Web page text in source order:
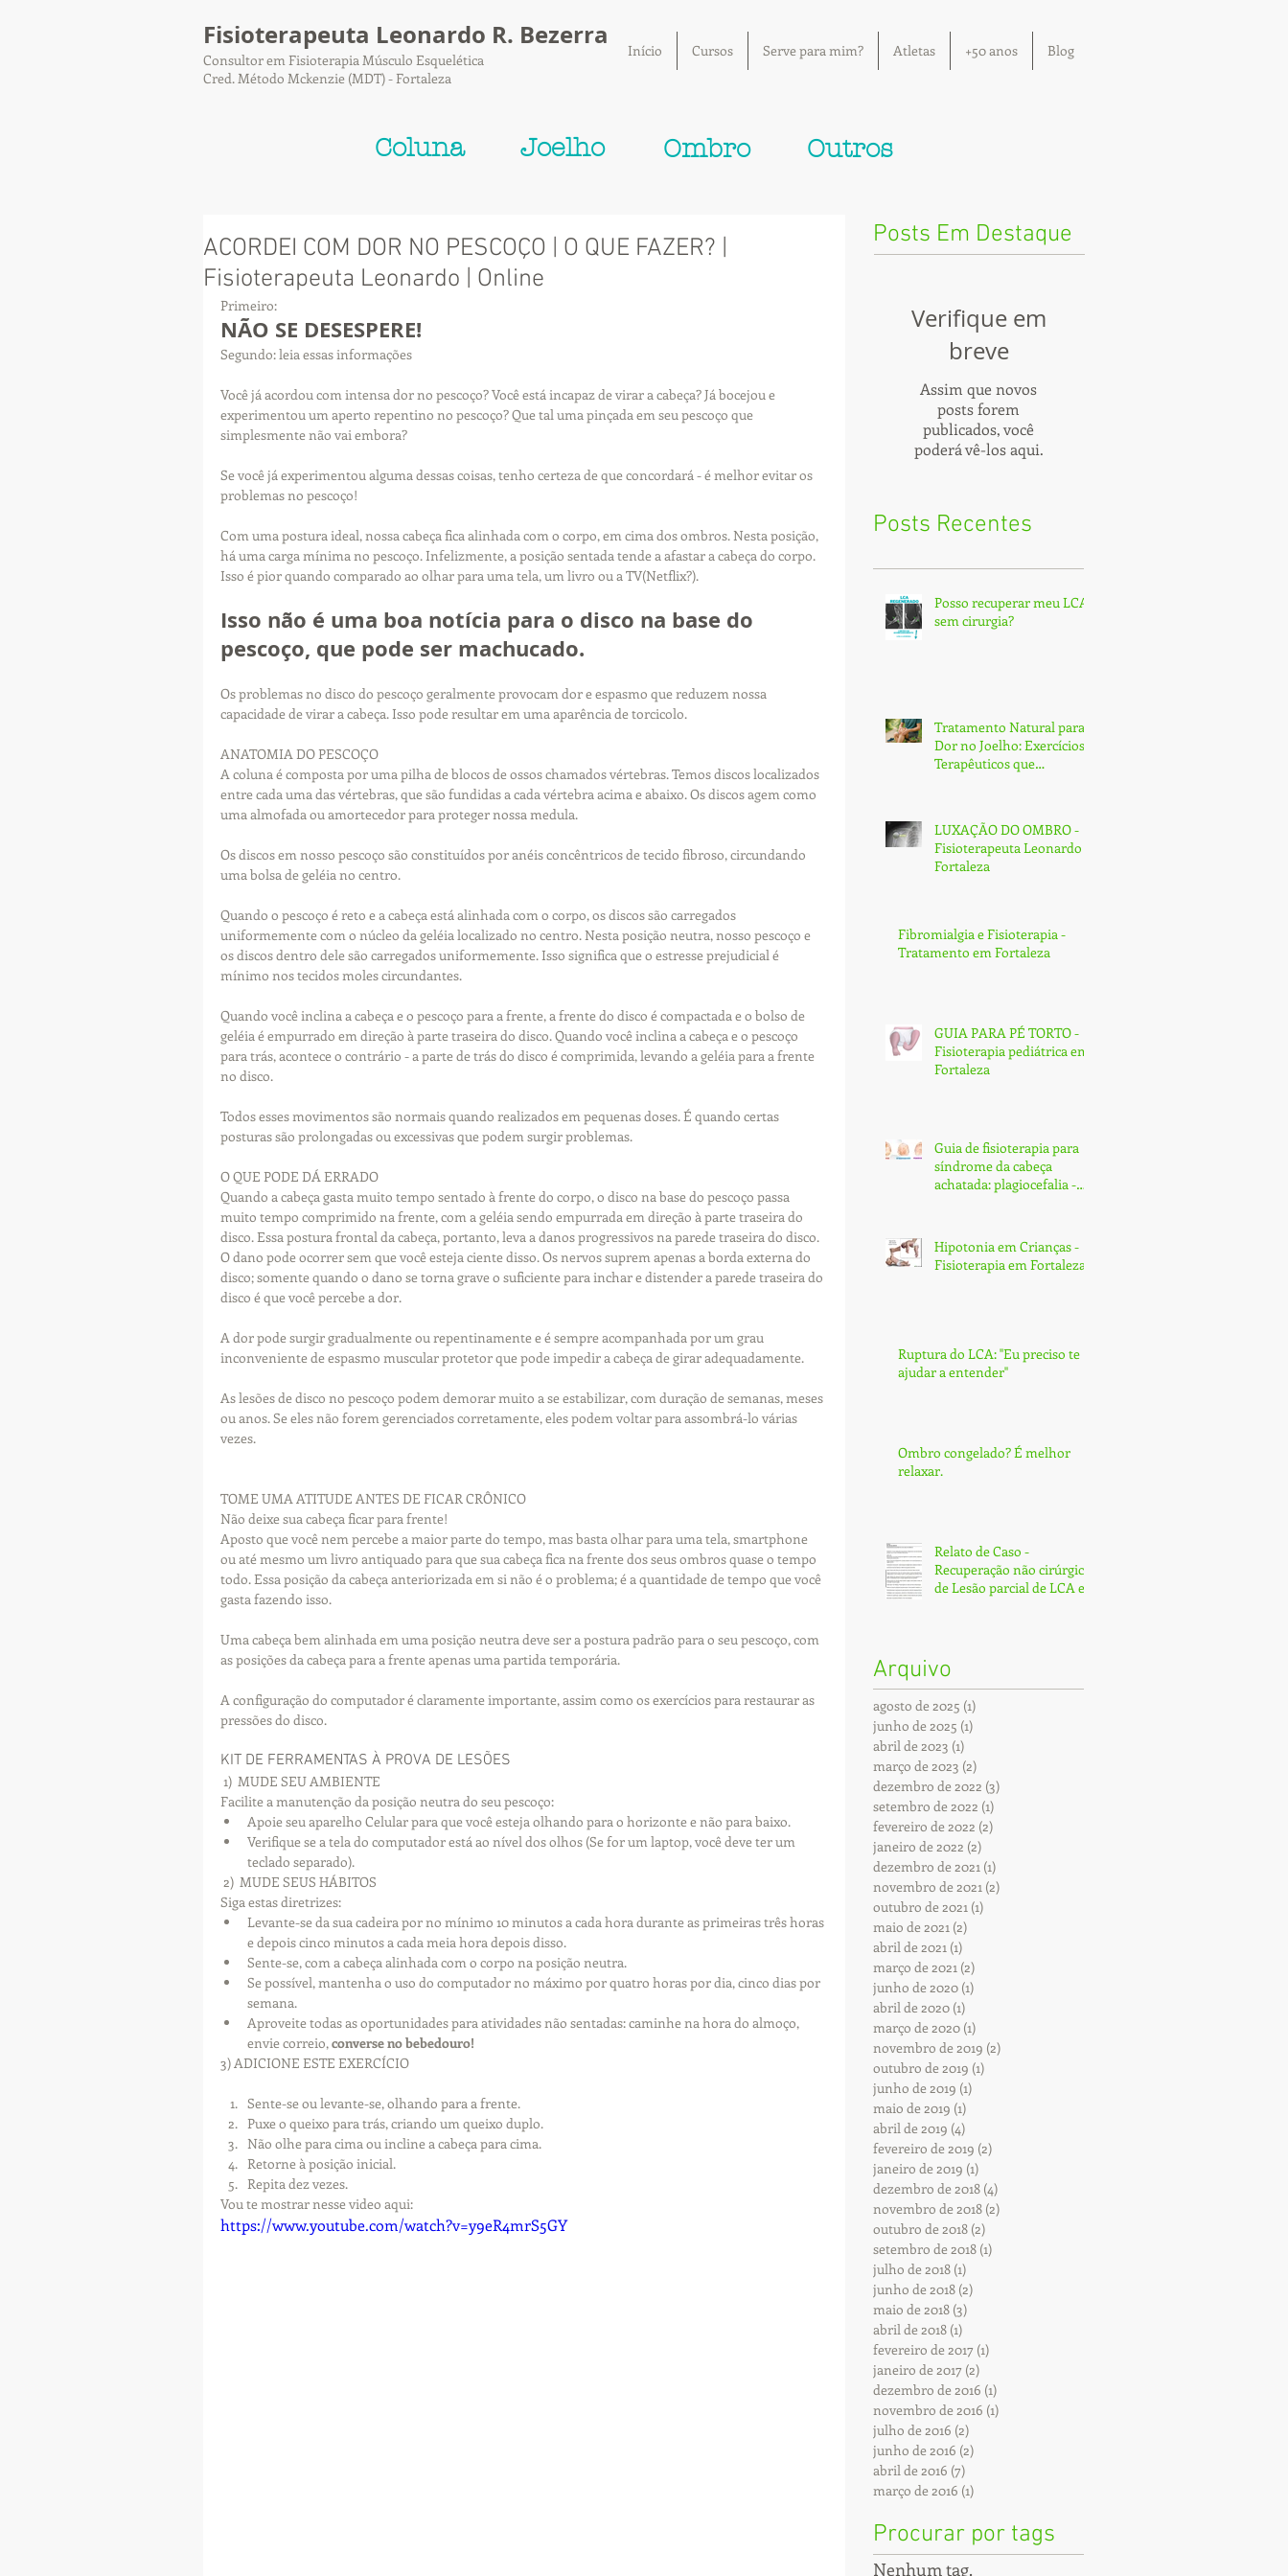
Fisioterapeuta Leonardo R. Bezerra
Consultor em Fisioterapia Músculo Esquelética
Cred. Método Mckenzie (MDT) - Fortaleza
Início Cursos Serve para mim? Atletas +50 anos Blog
Coluna Joelho Ombro Outros
ACORDEI COM DOR NO PESCOÇO | O QUE FAZER? |
Fisioterapeuta Leonardo | Online
Primeiro:
NÃO SE DESESPERE!
Segundo: leia essas informações
Você já acordou com intensa dor no pescoço? Você está incapaz de virar a cabeça? Já bocejou e
experimentou um aperto repentino no pescoço? Que tal uma pinçada em seu pescoço que
simplesmente não vai embora?
Se você já experimentou alguma dessas coisas, tenho certeza de que concordará - é melhor evitar os
problemas no pescoço!
Com uma postura ideal, nossa cabeça fica alinhada com o corpo, em cima dos ombros. Nesta posição,
há uma carga mínima no pescoço. Infelizmente, a posição sentada tende a afastar a cabeça do corpo.
Isso é pior quando comparado ao olhar para uma tela, um livro ou a TV(Netflix?).
Isso não é uma boa notícia para o disco na base do
pescoço, que pode ser machucado.
Os problemas no disco do pescoço geralmente provocam dor e espasmo que reduzem nossa
capacidade de virar a cabeça. Isso pode resultar em uma aparência de torcicolo.
ANATOMIA DO PESCOÇO
A coluna é composta por uma pilha de blocos de ossos chamados vértebras. Temos discos localizados
entre cada uma das vértebras, que são fundidas a cada vértebra acima e abaixo. Os discos agem como
uma almofada ou amortecedor para proteger nossa medula.
Os discos em nosso pescoço são constituídos por anéis concêntricos de tecido fibroso, circundando
uma bolsa de geléia no centro.
Quando o pescoço é reto e a cabeça está alinhada com o corpo, os discos são carregados
uniformemente com o núcleo da geléia localizado no centro. Nesta posição neutra, nosso pescoço e
os discos dentro dele são carregados uniformemente. Isso significa que o estresse prejudicial é
mínimo nos tecidos moles circundantes.
Quando você inclina a cabeça e o pescoço para a frente, a frente do disco é compactada e o bolso de
geléia é empurrado em direção à parte traseira do disco. Quando você inclina a cabeça e o pescoço
para trás, acontece o contrário - a parte de trás do disco é comprimida, levando a geléia para a frente
no disco.
Todos esses movimentos são normais quando realizados em pequenas doses. É quando certas
posturas são prolongadas ou excessivas que podem surgir problemas.
O QUE PODE DÁ ERRADO
Quando a cabeça gasta muito tempo sentado à frente do corpo, o disco na base do pescoço passa
muito tempo comprimido na frente, com a geléia sendo empurrada em direção à parte traseira do
disco. Essa postura frontal da cabeça, portanto, leva a danos progressivos na parede traseira do disco.
O dano pode ocorrer sem que você esteja ciente disso. Os nervos suprem apenas a borda externa do
disco; somente quando o dano se torna grave o suficiente para inchar e distender a parede traseira do
disco é que você percebe a dor.
A dor pode surgir gradualmente ou repentinamente e é sempre acompanhada por um grau
inconveniente de espasmo muscular protetor que pode impedir a cabeça de girar adequadamente.
As lesões de disco no pescoço podem demorar muito a se estabilizar, com duração de semanas, meses
ou anos. Se eles não forem gerenciados corretamente, eles podem voltar para assombrá-lo várias
vezes.
TOME UMA ATITUDE ANTES DE FICAR CRÔNICO
Não deixe sua cabeça ficar para frente!
Aposto que você nem percebe a maior parte do tempo, mas basta olhar para uma tela, smartphone
ou até mesmo um livro antiquado para que sua cabeça fica na frente dos seus ombros quase o tempo
todo. Essa posição da cabeça anteriorizada em si não é o problema; é a quantidade de tempo que você
gasta fazendo isso.
Uma cabeça bem alinhada em uma posição neutra deve ser a postura padrão para o seu pescoço, com
as posições da cabeça para a frente apenas uma partida temporária.
A configuração do computador é claramente importante, assim como os exercícios para restaurar as
pressões do disco.
KIT DE FERRAMENTAS À PROVA DE LESÕES
1)  MUDE SEU AMBIENTE
Facilite a manutenção da posição neutra do seu pescoço:
Apoie seu aparelho Celular para que você esteja olhando para o horizonte e não para baixo.
Verifique se a tela do computador está ao nível dos olhos (Se for um laptop, você deve ter um
teclado separado).
2)  MUDE SEUS HÁBITOS
Siga estas diretrizes:
Levante-se da sua cadeira por no mínimo 10 minutos a cada hora durante as primeiras três horas
e depois cinco minutos a cada meia hora depois disso.
Sente-se, com a cabeça alinhada com o corpo na posição neutra.
Se possível, mantenha o uso do computador no máximo por quatro horas por dia, cinco dias por
semana.
Aproveite todas as oportunidades para atividades não sentadas: caminhe na hora do almoço,
envie correio, converse no bebedouro!
3) ADICIONE ESTE EXERCÍCIO
Sente-se ou levante-se, olhando para a frente.
Puxe o queixo para trás, criando um queixo duplo.
Não olhe para cima ou incline a cabeça para cima.
Retorne à posição inicial.
Repita dez vezes.
Vou te mostrar nesse video aqui:
https://www.youtube.com/watch?v=y9eR4mrS5GY
Posts Em Destaque
Verifique em
breve
Assim que novos
posts forem
publicados, você
poderá vê-los aqui.
Posts Recentes
Posso recuperar meu LCA
sem cirurgia?
Tratamento Natural para
Dor no Joelho: Exercícios
Terapêuticos que
LUXAÇÃO DO OMBRO -
Fisioterapeuta Leonardo -
Fortaleza
Fibromialgia e Fisioterapia -
Tratamento em Fortaleza
GUIA PARA PÉ TORTO -
Fisioterapia pediátrica em
Fortaleza
Guia de fisioterapia para
síndrome da cabeça
achatada: plagiocefalia -
Hipotonia em Crianças -
Fisioterapia em Fortaleza
Ruptura do LCA: ''Eu preciso te
ajudar a entender''
Ombro congelado? É melhor
relaxar.
Relato de Caso -
Recuperação não cirúrgica
de Lesão parcial de LCA e
Arquivo
agosto de 2025 (1)
junho de 2025 (1)
abril de 2023 (1)
março de 2023 (2)
dezembro de 2022 (3)
setembro de 2022 (1)
fevereiro de 2022 (2)
janeiro de 2022 (2)
dezembro de 2021 (1)
novembro de 2021 (2)
outubro de 2021 (1)
maio de 2021 (2)
abril de 2021 (1)
março de 2021 (2)
junho de 2020 (1)
abril de 2020 (1)
março de 2020 (1)
novembro de 2019 (2)
outubro de 2019 (1)
junho de 2019 (1)
maio de 2019 (1)
abril de 2019 (4)
fevereiro de 2019 (2)
janeiro de 2019 (1)
dezembro de 2018 (4)
novembro de 2018 (2)
outubro de 2018 (2)
setembro de 2018 (1)
julho de 2018 (1)
junho de 2018 (2)
maio de 2018 (3)
abril de 2018 (1)
fevereiro de 2017 (1)
janeiro de 2017 (2)
dezembro de 2016 (1)
novembro de 2016 (1)
julho de 2016 (2)
junho de 2016 (2)
abril de 2016 (7)
março de 2016 (1)
Procurar por tags
Nenhum tag.